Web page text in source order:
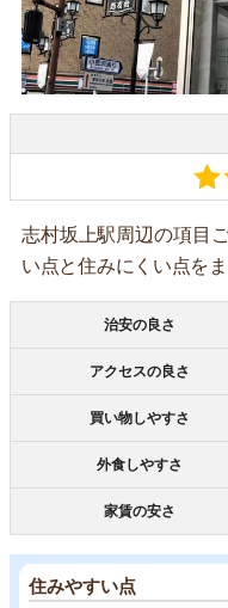
志村坂上駅周辺の項目
い点と住みにくい点をま
治安の良さ
アクセスの良さ
買い物しやすさ
外食しやすさ
家賃の安さ
住みやすい点